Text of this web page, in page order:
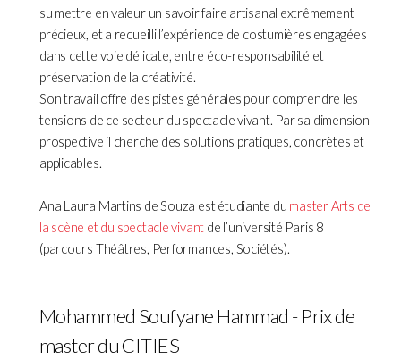
su mettre en valeur un savoir faire artisanal extrêmement
précieux, et a recueilli l’expérience de costumières engagées
dans cette voie délicate, entre éco-responsabilité et
préservation de la créativité.
Son travail offre des pistes générales pour comprendre les
tensions de ce secteur du spectacle vivant. Par sa dimension
prospective il cherche des solutions pratiques, concrètes et
applicables.
Ana Laura Martins de Souza est étudiante du master Arts de
la scène et du spectacle vivant de l’université Paris 8
(parcours Théâtres, Performances, Sociétés).
Mohammed Soufyane Hammad - Prix de
master du CITIES